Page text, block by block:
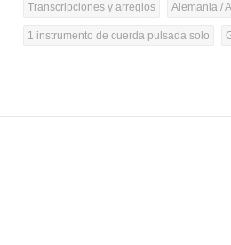
Transcripciones y arreglos Alemania /
1 instrumento de cuerda pulsada solo